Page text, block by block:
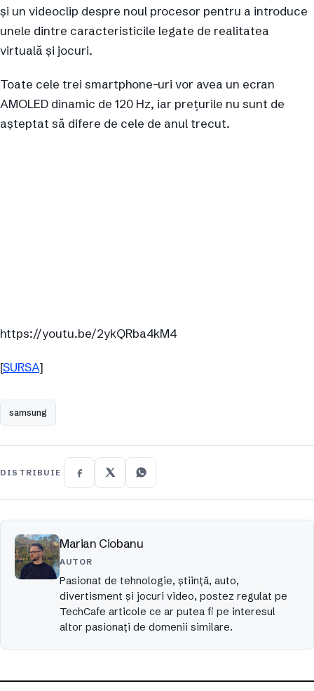
și un videoclip despre noul procesor pentru a introduce
unele dintre caracteristicile legate de realitatea
virtuală și jocuri.
Toate cele trei smartphone-uri vor avea un ecran
AMOLED dinamic de 120 Hz, iar prețurile nu sunt de
așteptat să difere de cele de anul trecut.
https://youtu.be/2ykQRba4kM4
[SURSA]
samsung
DISTRIBUIE
Marian Ciobanu
AUTOR
Pasionat de tehnologie, ştiinţă, auto,
divertisment şi jocuri video, postez regulat pe
TechCafe articole ce ar putea fi pe interesul
altor pasionaţi de domenii similare.